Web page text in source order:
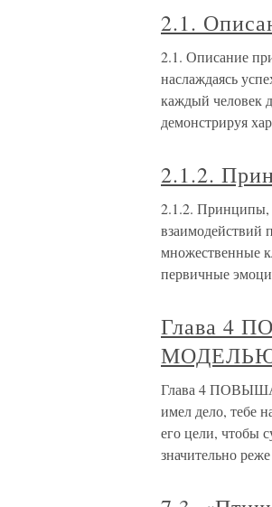
2.1.
2.1. Описание
наслаждаясь
каждый человек
демонстрируя
2.1.2.
2.1.2. Принципы,
взаимодействий
множественные
первичные
Глава 4
МОДЕЛЬЮ
Глава 4
имел дело, тебе
его цели, чтобы
значительно